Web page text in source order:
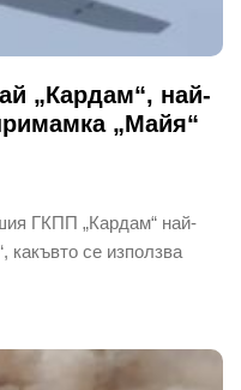
„Кардам“, най-
„Майя“
ГКПП „Кардам“ най-
какъвто се използва